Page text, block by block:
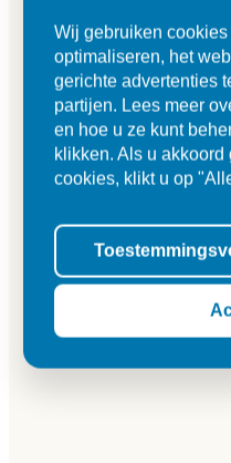
Wij gebruiken
optimaliseren, het
gerichte advertenties
partijen. Lees meer
en hoe u ze kunt
klikken. Als u akkoord
cookies, klikt u op